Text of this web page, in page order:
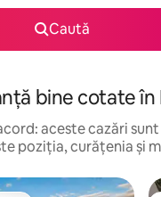
Caută
bine cotate în
aceste cazări
poziția, curățenia și